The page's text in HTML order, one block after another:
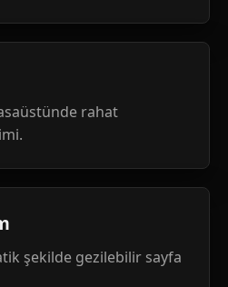
rahat
şekilde gezilebilir sayfa